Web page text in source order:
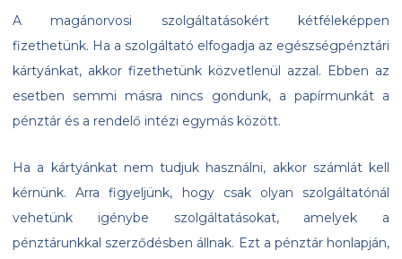
A magánorvosi szolgáltatásokért kétféleképpen
fizethetünk. Ha a szolgáltató elfogadja az egészségpénztári
kártyánkat, akkor fizethetünk közvetlenül azzal. Ebben az
esetben semmi másra nincs gondunk, a papírmunkát a
pénztár és a rendelő intézi egymás között.
Ha a kártyánkat nem tudjuk használni, akkor számlát kell
kérnünk. Arra figyeljünk, hogy csak olyan szolgáltatónál
vehetünk igénybe szolgáltatásokat, amelyek a
pénztárunkkal szerződésben állnak. Ezt a pénztár honlapján,